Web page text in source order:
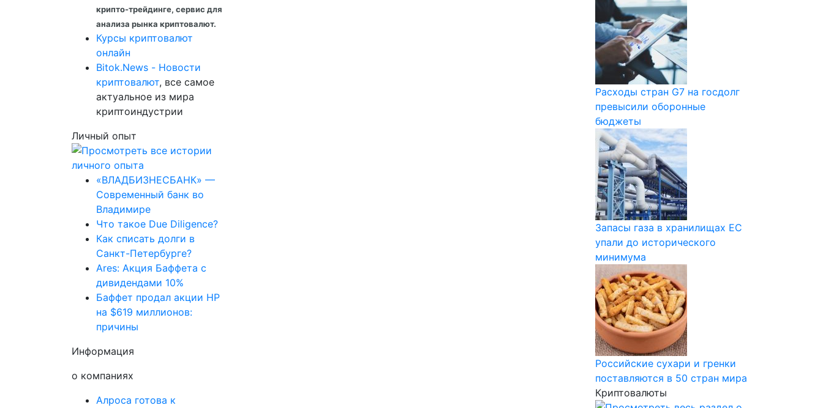
крипто-трейдинге, сервис для
анализа рынка криптовалют.
Курсы криптовалют
онлайн
Bitok.News - Новости
криптовалют, все самое
актуальное из мира
криптоиндустрии
Личный опыт
«ВЛАДБИЗНЕСБАНК» —
Современный банк во
Владимире
Что такое Due Diligence?
Как списать долги в
Санкт-Петербурге?
Ares: Акция Баффета с
дивидендами 10%
Баффет продал акции HP
на $619 миллионов:
причины
Информация
о компаниях
Алроса готова к
Расходы стран G7 на госдолг
превысили оборонные
бюджеты
Запасы газа в хранилищах ЕС
упали до исторического
минимума
Российские сухари и гренки
поставляются в 50 стран мира
Криптовалюты